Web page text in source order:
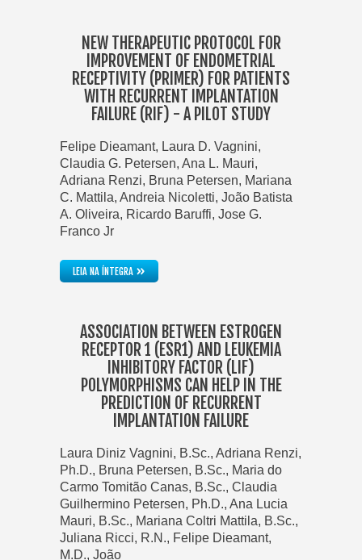
NEW THERAPEUTIC PROTOCOL FOR
IMPROVEMENT OF ENDOMETRIAL
RECEPTIVITY (PRIMER) FOR PATIENTS
WITH RECURRENT IMPLANTATION
FAILURE (RIF) - A PILOT STUDY
Felipe Dieamant, Laura D. Vagnini,
Claudia G. Petersen, Ana L. Mauri,
Adriana Renzi, Bruna Petersen, Mariana
C. Mattila, Andreia Nicoletti, João Batista
A. Oliveira, Ricardo Baruffi, Jose G.
Franco Jr
LEIA NA ÍNTEGRA»
ASSOCIATION BETWEEN ESTROGEN
RECEPTOR 1 (ESR1) AND LEUKEMIA
INHIBITORY FACTOR (LIF)
POLYMORPHISMS CAN HELP IN THE
PREDICTION OF RECURRENT
IMPLANTATION FAILURE
Laura Diniz Vagnini, B.Sc., Adriana Renzi,
Ph.D., Bruna Petersen, B.Sc., Maria do
Carmo Tomitão Canas, B.Sc., Claudia
Guilhermino Petersen, Ph.D., Ana Lucia
Mauri, B.Sc., Mariana Coltri Mattila, B.Sc.,
Juliana Ricci, R.N., Felipe Dieamant,
M.D., João